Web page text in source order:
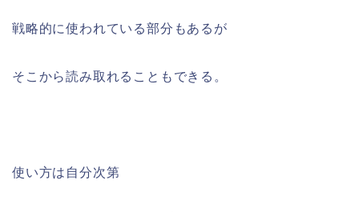
戦略的に使われている部分もあるが
そこから読み取れることもできる。
使い方は自分次第